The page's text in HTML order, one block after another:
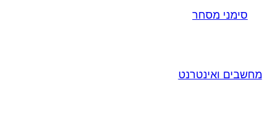
סימני מסחר
מחשבים ואינטרנט